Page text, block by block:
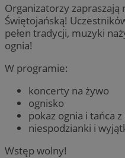
Organizatorzy
Świętojańską!
pełen tradycji, muzyki
ognia!
W programie:
koncerty na żywo
ognisko
pokaz ognia i tańca
niespodzianki i
Wstęp wolny!